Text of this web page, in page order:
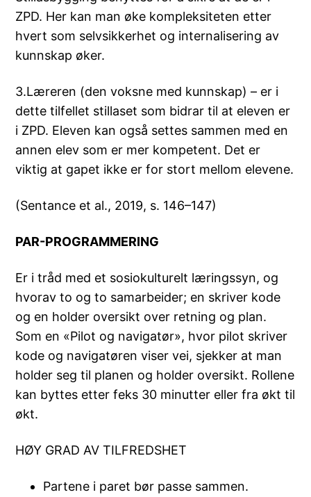
ZPD. Her kan man øke kompleksiteten etter
hvert som selvsikkerhet og internalisering av
kunnskap øker.
3.Læreren (den voksne med kunnskap) – er i
dette tilfellet stillaset som bidrar til at eleven er
i ZPD. Eleven kan også settes sammen med en
annen elev som er mer kompetent. Det er
viktig at gapet ikke er for stort mellom elevene.
(Sentance et al., 2019, s. 146–147)
PAR-PROGRAMMERING
Er i tråd med et sosiokulturelt læringssyn, og
hvorav to og to samarbeider; en skriver kode
og en holder oversikt over retning og plan.
Som en «Pilot og navigatør», hvor pilot skriver
kode og navigatøren viser vei, sjekker at man
holder seg til planen og holder oversikt. Rollene
kan byttes etter feks 30 minutter eller fra økt til
økt.
HØY GRAD AV TILFREDSHET
Partene i paret bør passe sammen.